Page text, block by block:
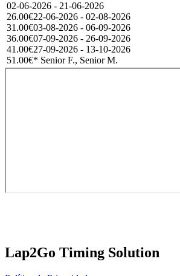
02-06-2026 - 21-06-2026
26.00€22-06-2026 - 02-08-2026
31.00€03-08-2026 - 06-09-2026
36.00€07-09-2026 - 26-09-2026
41.00€27-09-2026 - 13-10-2026
51.00€* Senior F., Senior M.
Lap2Go Timing Solution